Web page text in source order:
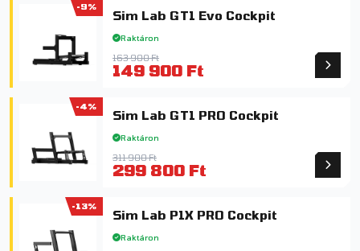
-9%
Sim Lab GT1 Evo Cockpit
Raktáron
163 900 Ft
149 900 Ft
-4%
Sim Lab GT1 PRO Cockpit
Raktáron
311 900 Ft
299 800 Ft
-13%
Sim Lab P1X PRO Cockpit
Raktáron